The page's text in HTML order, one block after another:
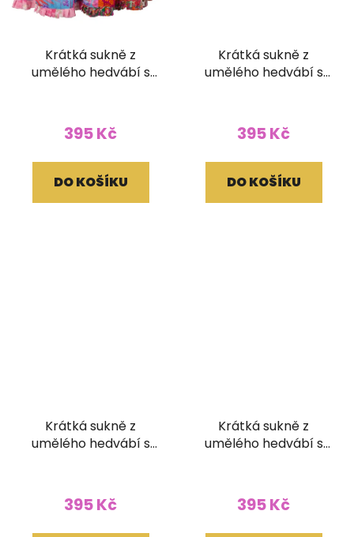
Krátká sukně z
umělého hedvábí s
395 Kč
DO KOŠÍKU
Krátká sukně z
umělého hedvábí s
395 Kč
DO KOŠÍKU
Krátká sukně z
umělého hedvábí s
395 Kč
Krátká sukně z
umělého hedvábí s
395 Kč